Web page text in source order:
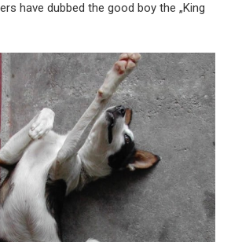
have dubbed the good boy the „King